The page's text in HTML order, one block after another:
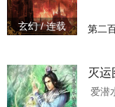
玄幻 / 连载 第二
灭运
爱潜